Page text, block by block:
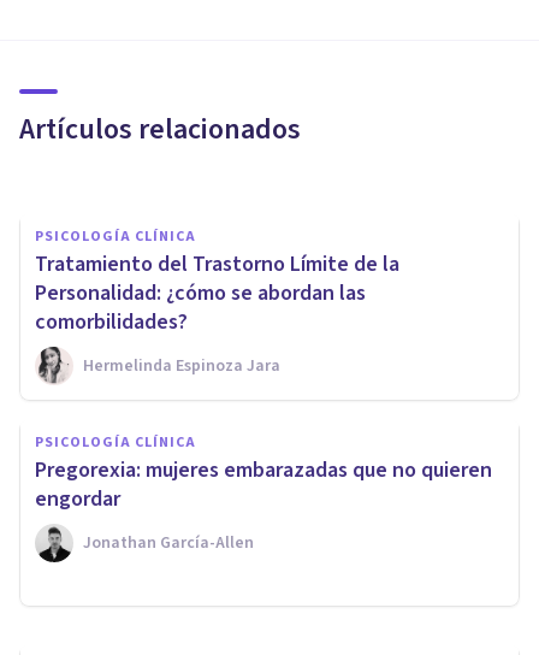
Artículos relacionados
psicológica para el TDAH?
PSICOLOGÍA CLÍNICA
Tratamiento del Trastorno Límite de la
Personalidad: ¿cómo se abordan las
comorbilidades?
Hermelinda Espinoza Jara
PSICOLOGÍA CLÍNICA
​Pregorexia: mujeres embarazadas que no quieren
engordar
Jonathan García-Allen
PSICOLOGÍA CLÍNICA
¿Cuáles son las aplicaciones de
la Terapia de Esquemas?